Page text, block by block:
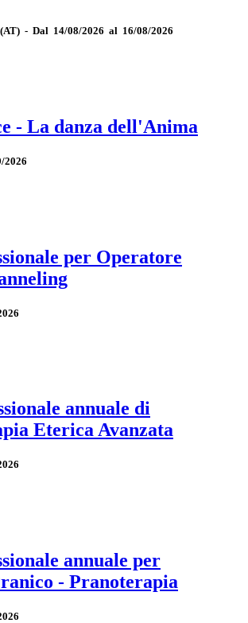
(AT) - Dal 14/08/2026 al 16/08/2026
- La danza dell'Anima
2026
per Operatore
annuale di
Eterica Avanzata
annuale per
- Pranoterapia